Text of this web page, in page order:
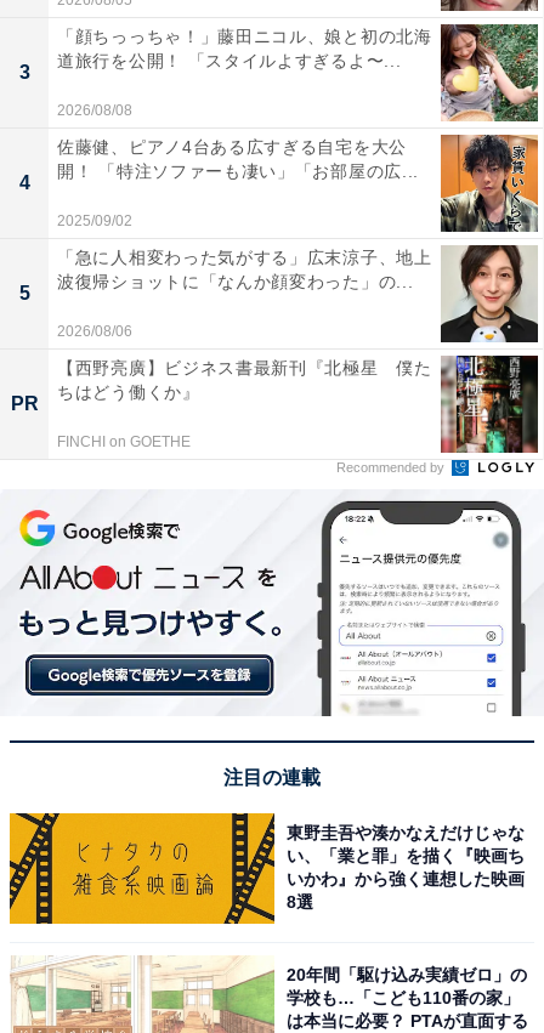
3
「顔ちっっちゃ！」藤田ニコル、娘と初の北海
道旅行を公開！ 「スタイルよすぎるよ〜...
2026/08/08
4
佐藤健、ピアノ4台ある広すぎる自宅を大公
開！ 「特注ソファーも凄い」「お部屋の広...
2025/09/02
5
「急に人相変わった気がする」広末涼子、地上
波復帰ショットに「なんか顔変わった」の...
2026/08/06
PR
【西野亮廣】ビジネス書最新刊『北極星 僕た
ちはどう働くか』
FINCHI on GOETHE
Recommended by
注目の連載
東野圭吾や湊かなえだけじゃな
い、「業と罪」を描く『映画ち
いかわ』から強く連想した映画
8選
20年間「駆け込み実績ゼロ」の
学校も…「こども110番の家」
は本当に必要？ PTAが直面する